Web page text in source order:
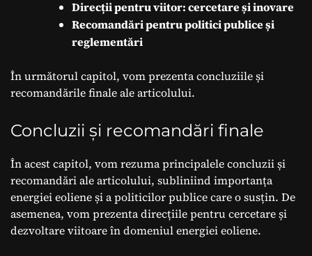
Direcții pentru viitor: cercetare și inovare
Recomandări pentru politici publice și
reglementări
În următorul capitol, vom prezenta concluziile și
recomandările finale ale articolului.
Concluzii și recomandări finale
În acest capitol, vom rezuma principalele concluzii și
recomandări ale articolului, subliniind importanța
energiei eoliene și a politicilor publice care o susțin. De
asemenea, vom prezenta direcțiile pentru cercetare și
dezvoltare viitoare în domeniul energiei eoliene.